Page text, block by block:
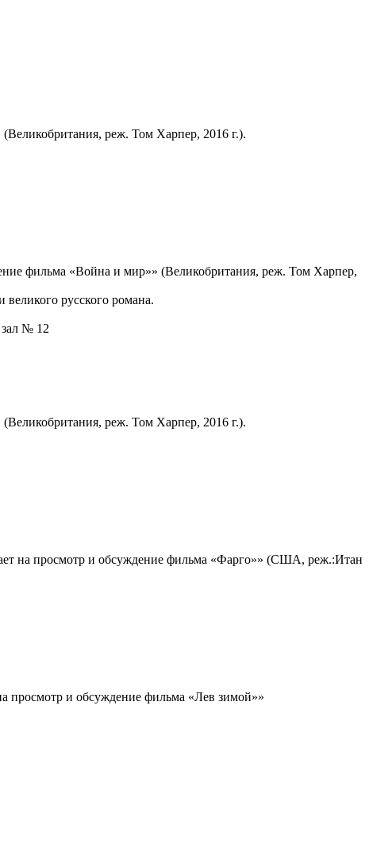
реж. Том Харпер, 2016 г.).
фильма «Война и мир»» (Великобритания, реж. Том Харпер,
русского романа.
№ 12
реж. Том Харпер, 2016 г.).
на просмотр и обсуждение фильма «Фарго»» (США, реж.:Итан
просмотр и обсуждение фильма «Лев зимой»»